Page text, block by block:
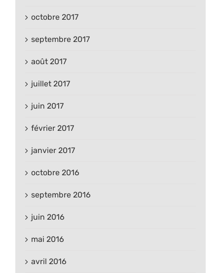
octobre 2017
septembre 2017
août 2017
juillet 2017
juin 2017
février 2017
janvier 2017
octobre 2016
septembre 2016
juin 2016
mai 2016
avril 2016